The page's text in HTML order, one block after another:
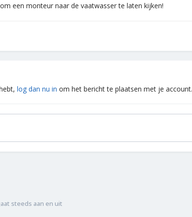
een monteur naar de vaatwasser te laten kijken!
log dan nu in om het bericht te plaatsen met je account.
steeds aan en uit